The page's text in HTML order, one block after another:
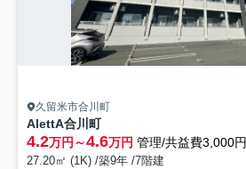
久留米市合川町
AlettA合川町
4.2万円～4.6万円 管理/共益費3,000円
27.20㎡ (1K) /築9年 /7階建